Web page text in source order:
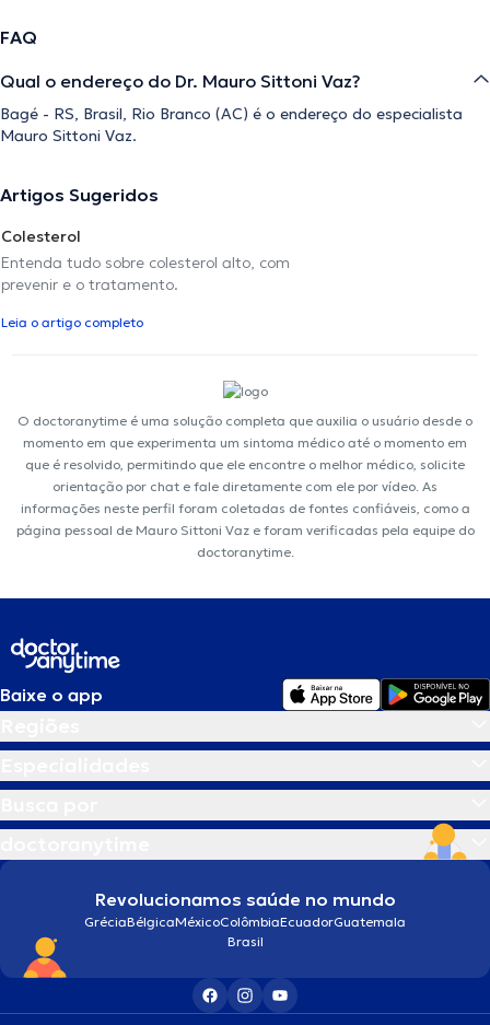
FAQ
Qual o endereço do Dr. Mauro Sittoni Vaz?
Bagé - RS, Brasil, Rio Branco (AC) é o endereço do especialista
Mauro Sittoni Vaz.
Artigos Sugeridos
Colesterol
Entenda tudo sobre colesterol alto, com
prevenir e o tratamento.
Leia o artigo completo
O doctoranytime é uma solução completa que auxilia o usuário desde o
momento em que experimenta um sintoma médico até o momento em
que é resolvido, permitindo que ele encontre o melhor médico, solicite
orientação por chat e fale diretamente com ele por vídeo. As
informações neste perfil foram coletadas de fontes confiáveis, como a
página pessoal de Mauro Sittoni Vaz e foram verificadas pela equipe do
doctoranytime.
Baixe o app
Revolucionamos saúde no mundo
GréciaBélgicaMéxicoColômbiaEcuadorGuatemala
Brasil